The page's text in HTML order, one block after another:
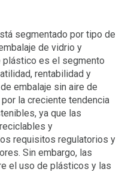
segmentado por tipo de
de vidrio y
plástico es el segmento
rentabilidad y
embalaje sin aire de
la creciente tendencia
ya que las
y
requisitos regulatorios y
Sin embargo, las
el uso de plásticos y las